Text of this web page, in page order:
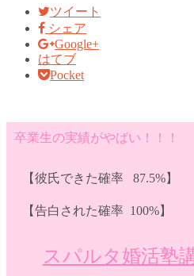
ツイート
シェア
Google+
はてブ
Pocket
卒業生の実績がやばい！！！
【彼氏できた確率 87.5%】
【告白された確率 100%】
スパルタ婚活塾